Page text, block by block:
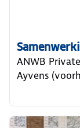
ANWB
Ayvens